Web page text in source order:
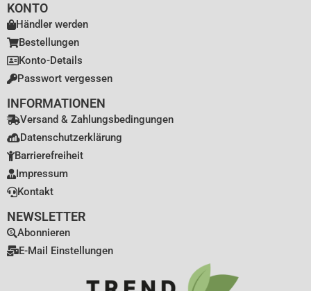
KONTO
Händler werden
Bestellungen
Konto-Details
Passwort vergessen
INFORMATIONEN
Versand & Zahlungsbedingungen
Datenschutzerklärung
Barrierefreiheit
Impressum
Kontakt
NEWSLETTER
Abonnieren
E-Mail Einstellungen